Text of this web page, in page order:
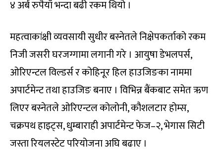
४ अर्ब रुपैयाँ भन्दा बढी रकम थियो ।
महत्वाकांक्षी व्यवसायी सुधीर बस्नेतले निक्षेपकर्ताको रकम
निजी जसरी घरजग्गामा लगानी गरे । आयुषा डेभलपर्स,
ओरिएन्टल विल्डर्स र कोहिनूर हिल हाउजिङका नाममा
अपार्टमेन्ट तथा हाउजिङ बनाए । विभिन्न बैंकबाट समेत ऋण
लिएर बस्नेतले ओरिएन्टल कोलोनी, कौशलटार होम्स,
चक्रपथ हाइट्स, धुम्बाराही अपार्टमेन्ट फेज–२, भेगास सिटी
जस्ता रियलस्टेट परियोजना अघि बढाए ।